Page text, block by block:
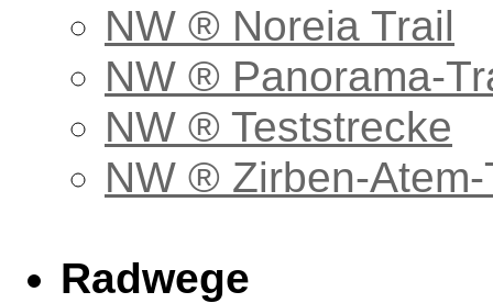
NW ® Noreia Trail
NW ® Panorama-
NW ® Teststrecke
NW ® Zirben-
Radwege